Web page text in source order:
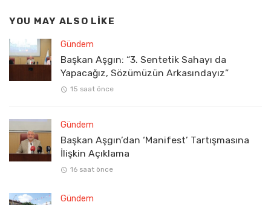
YOU MAY ALSO LIKE
Gündem
Başkan Aşgın: “3. Sentetik Sahayı da
Yapacağız, Sözümüzün Arkasındayız”
15 saat önce
Gündem
Başkan Aşgın’dan ‘Manifest’ Tartışmasına
İlişkin Açıklama
16 saat önce
Gündem